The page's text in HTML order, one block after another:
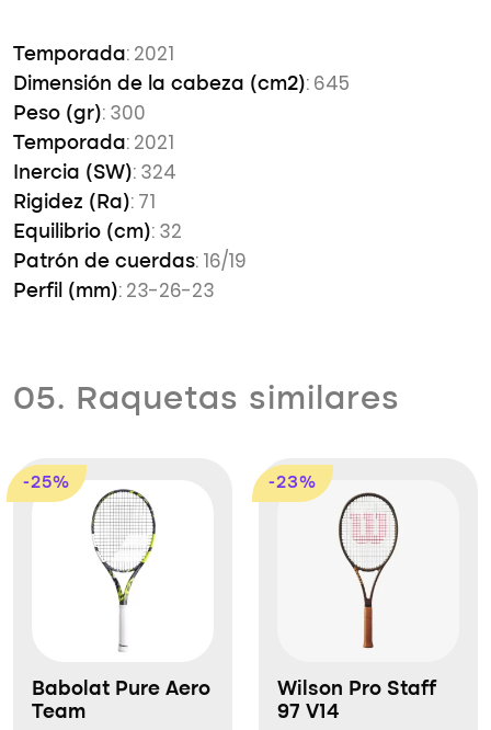
Temporada: 2021
Dimensión de la cabeza (cm2): 645
Peso (gr): 300
Temporada: 2021
Inercia (SW): 324
Rigidez (Ra): 71
Equilibrio (cm): 32
Patrón de cuerdas: 16/19
Perfil (mm): 23-26-23
05. Raquetas similares
-25%
Babolat Pure Aero
Team
-23%
Wilson Pro Staff
97 V14